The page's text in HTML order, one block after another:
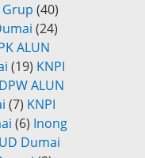
(40)
(24)
ALUN
(19) KNPI
DPW ALUN
(7) KNPI
(6) Inong
Dumai